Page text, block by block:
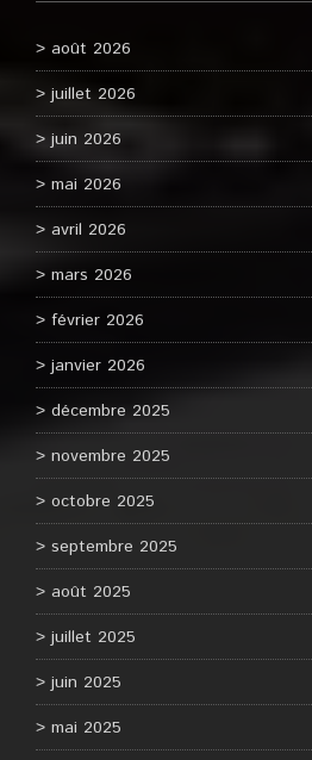
août 2026
juillet 2026
juin 2026
mai 2026
avril 2026
mars 2026
février 2026
janvier 2026
décembre 2025
novembre 2025
octobre 2025
septembre 2025
août 2025
juillet 2025
juin 2025
mai 2025